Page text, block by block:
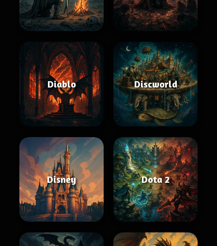
Diablo Discworld
Disney Dota 2